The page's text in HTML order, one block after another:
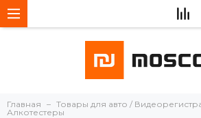
Главная
Товары для авто /
Алкотестеры